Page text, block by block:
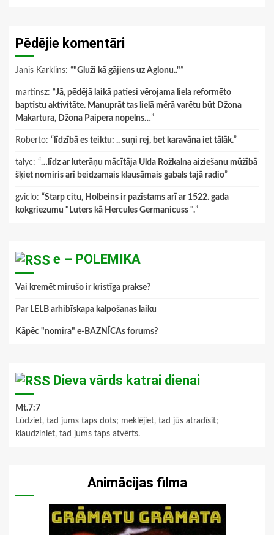
Pēdējie komentāri
Janis Karklins: “"Gluži kā gājiens uz Aglonu.."”
martinsz: “Jā, pēdējā laikā patiesi vērojama liela reformēto
baptistu aktivitāte. Manuprāt tas lielā mērā varētu būt Džona
Makartura, Džona Paipera nopelns…”
Roberto: “ līdzībā es teiktu: .. suņi rej, bet karavāna iet tālāk.”
talyc: “…līdz ar luterāņu mācītāja Ulda Rožkalna aiziešanu mūžībā
šķiet nomiris arī beidzamais klausāmais gabals tajā radio”
gviclo: “Starp citu, Holbeins ir pazīstams arī ar 1522. gada
kokgriezumu "Luters kā Hercules Germanicuss ".”
e – POLEMIKA
Vai kremēt mirušo ir kristīga prakse?
Par LELB arhibīskapa kalpošanas laiku
Kāpēc "nomira" e-BAZNĪCAs forums?
Dieva vārds katrai dienai
Mt.7:7
Lūdziet, tad jums taps dots; meklējiet, tad jūs atradīsit;
klaudziniet, tad jums taps atvērts.
Animācijas filma